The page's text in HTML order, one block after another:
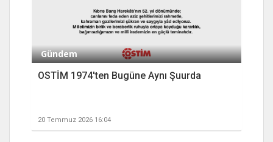
Gündem
OSTİM 1974'ten Bugüne Aynı Şuurda
20 Temmuz 2026 16:04